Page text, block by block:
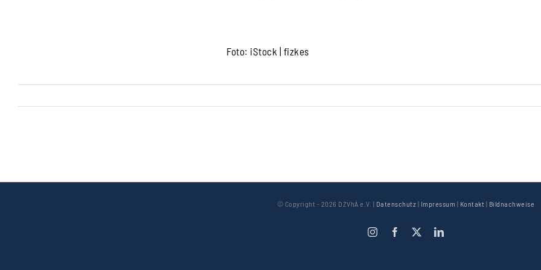
Foto: iStock | fizkes
© Copyright - 2026 DZVhÄ e.V. | Datenschutz | Impressum | Kontakt | Bildnachweise
InstagramFacebook LinkedIn